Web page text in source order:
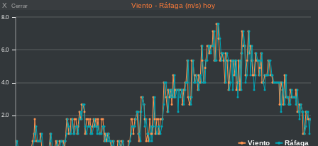
X Cerrar Viento - Ráfaga (m/s) hoy